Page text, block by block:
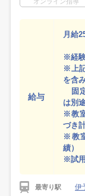
給与
月給
※経
※上
を含
固
は別
※教
づき
※教
績）
※試
最寄り駅 伊